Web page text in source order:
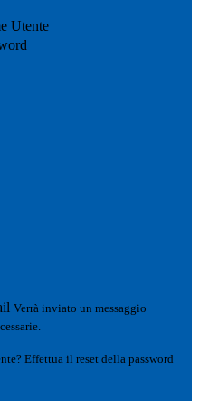
Utente
Verrà inviato un messaggio
Effettua il reset della password